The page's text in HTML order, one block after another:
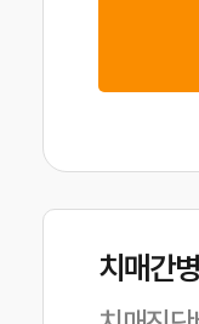
치매간